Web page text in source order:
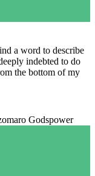
a word to describe
indebted to do
the bottom of my
Godspower